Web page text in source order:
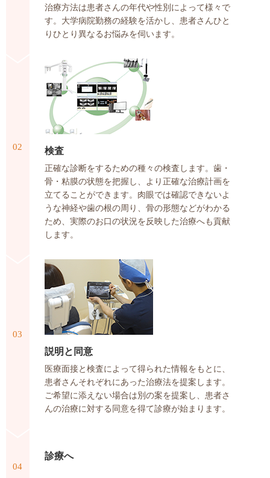
治療方法は患者さんの年代や性別によって様々で
す。大学病院勤務の経験を活かし、患者さんひと
りひとり異なるお悩みを伺います。
02 検査
正確な診断をするための種々の検査します。歯・
骨・粘膜の状態を把握し、より正確な治療計画を
立てることができます。肉眼では確認できないよ
うな神経や歯の根の周り、骨の形態などがわかる
ため、実際のお口の状況を反映した治療へも貢献
します。
03
説明と同意
医療面接と検査によって得られた情報をもとに、
患者さんそれぞれにあった治療法を提案します。
ご希望に添えない場合は別の案を提案し、患者さ
んの治療に対する同意を得て診療が始まります。
04
診療へ